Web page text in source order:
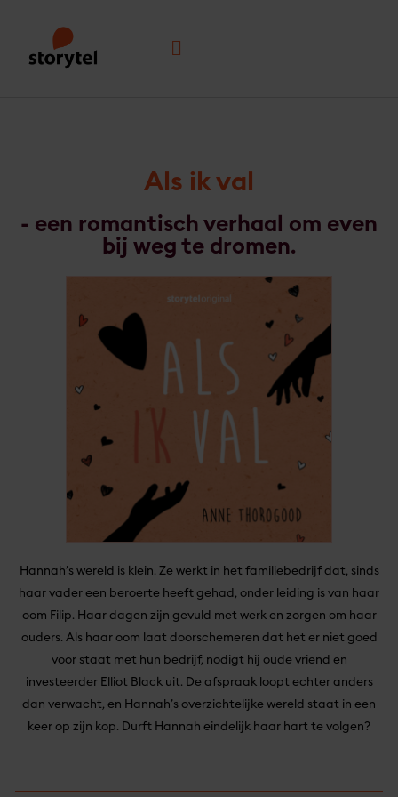
Menu
Als ik val
- een romantisch verhaal om even
bij weg te dromen.
Hannah’s wereld is klein. Ze werkt in het familiebedrijf dat, sinds
haar vader een beroerte heeft gehad, onder leiding is van haar
oom Filip. Haar dagen zijn gevuld met werk en zorgen om haar
ouders. Als haar oom laat doorschemeren dat het er niet goed
voor staat met hun bedrijf, nodigt hij oude vriend en
investeerder Elliot Black uit. De afspraak loopt echter anders
dan verwacht, en Hannah’s overzichtelijke wereld staat in een
keer op zijn kop. Durft Hannah eindelijk haar hart te volgen?